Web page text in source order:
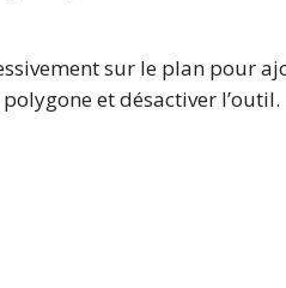
sur le plan pour
et désactiver l’outil.